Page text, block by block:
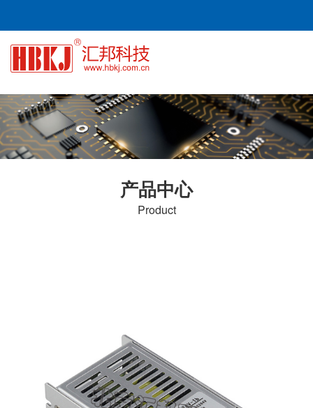
产品中心
Product